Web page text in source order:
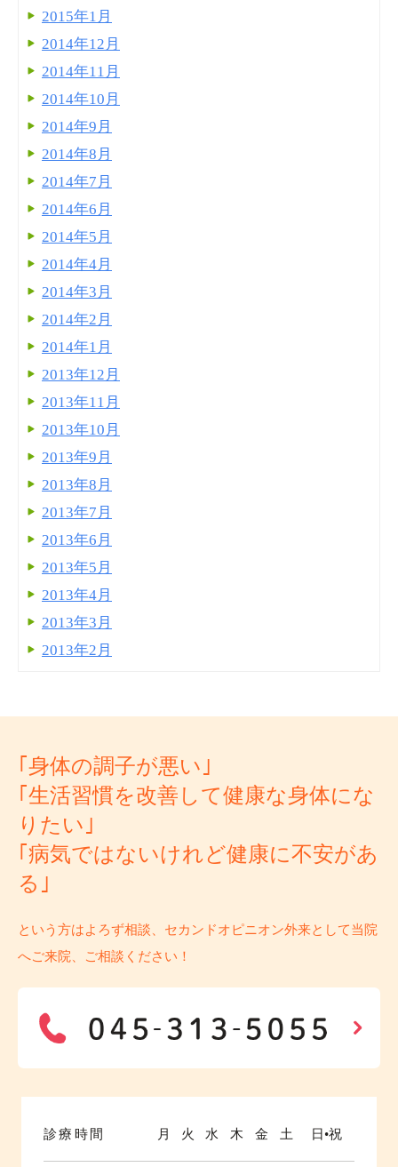
2015年1月
2014年12月
2014年11月
2014年10月
2014年9月
2014年8月
2014年7月
2014年6月
2014年5月
2014年4月
2014年3月
2014年2月
2014年1月
2013年12月
2013年11月
2013年10月
2013年9月
2013年8月
2013年7月
2013年6月
2013年5月
2013年4月
2013年3月
2013年2月
｢身体の調子が悪い｣
｢生活習慣を改善して健康な身体にな
りたい｣
｢病気ではないけれど健康に不安があ
る｣
という方はよろず相談、セカンドオピニオン外来として当院
へご来院、ご相談ください！
診療時間 月 火 水 木 金 土 日•祝